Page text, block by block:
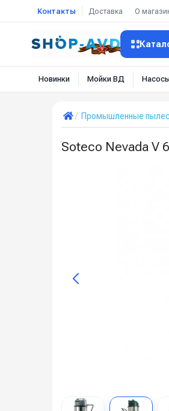
Контакты Доставка О
Новинки Мойки ВД
Промышленные
Soteco Nevada V